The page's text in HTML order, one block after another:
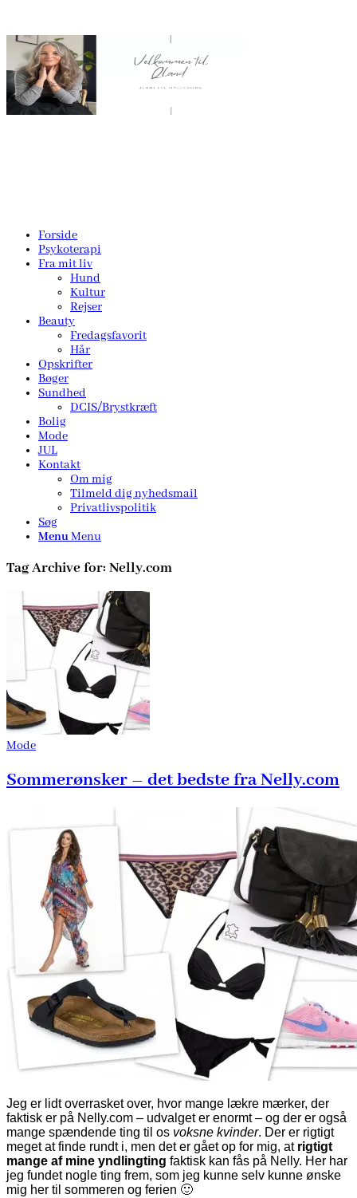
Forside
Psykoterapi
Fra mit liv
Hund
Kultur
Rejser
Beauty
Fredagsfavorit
Hår
Opskrifter
Bøger
Sundhed
DCIS/Brystkræft
Bolig
Mode
JUL
Kontakt
Om mig
Tilmeld dig nyhedsmail
Privatlivspolitik
Søg
MenuMenu
Tag Archive for: Nelly.com
Mode
Sommerønsker – det bedste fra Nelly.com
Jeg er lidt overrasket over, hvor mange lækre mærker, der
faktisk er på Nelly.com – udvalget er enormt – og der er også
mange spændende ting til os voksne kvinder. Der er rigtigt
meget at finde rundt i, men det er gået op for mig, at rigtigt
mange af mine yndlingting faktisk kan fås på Nelly. Her har
jeg fundet nogle ting frem, som jeg kunne selv kunne ønske
mig her til sommeren og ferien 🙂